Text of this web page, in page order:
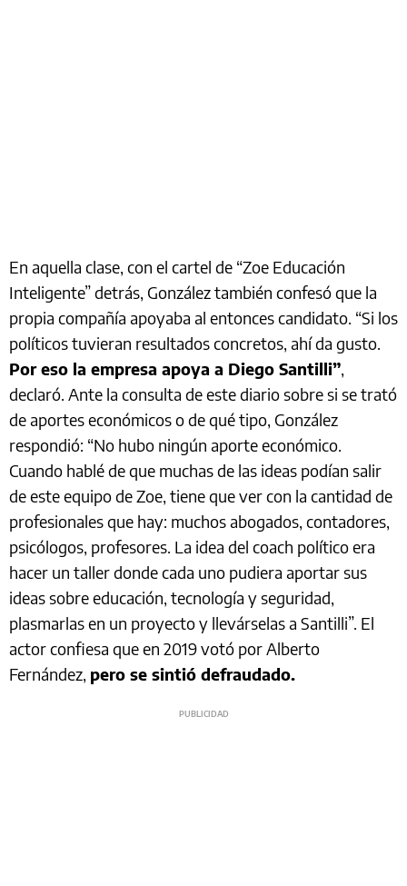
En aquella clase, con el cartel de “Zoe Educación
Inteligente” detrás, González también confesó que la
propia compañía apoyaba al entonces candidato. “Si los
políticos tuvieran resultados concretos, ahí da gusto.
Por eso la empresa apoya a Diego Santilli”,
declaró. Ante la consulta de este diario sobre si se trató
de aportes económicos o de qué tipo, González
respondió: “No hubo ningún aporte económico.
Cuando hablé de que muchas de las ideas podían salir
de este equipo de Zoe, tiene que ver con la cantidad de
profesionales que hay: muchos abogados, contadores,
psicólogos, profesores. La idea del coach político era
hacer un taller donde cada uno pudiera aportar sus
ideas sobre educación, tecnología y seguridad,
plasmarlas en un proyecto y llevárselas a Santilli”. El
actor confiesa que en 2019 votó por Alberto
Fernández, pero se sintió defraudado.